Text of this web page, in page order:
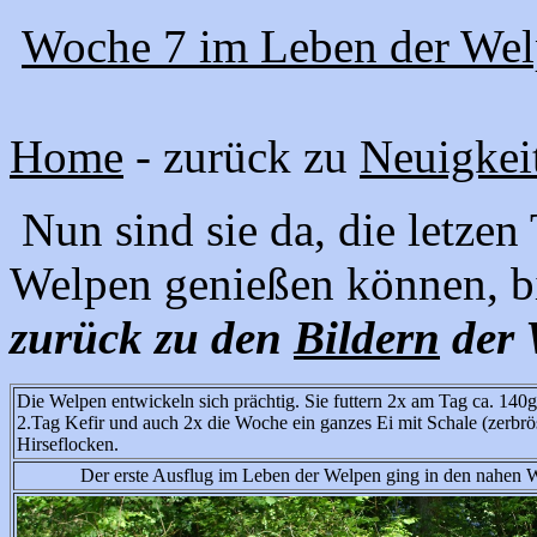
Woche 7 im Leben der
Home - zurück zu
Nun sind sie da, die letzen
Welpen genießen
zurück zu den Bildern der
Die Welpen entwickeln sich prächtig. Sie futtern 2x am Tag ca.
2.Tag Kefir und auch 2x die Woche ein ganzes Ei mit Schale
Hirseflocken.
Der erste Ausflug im Leben der Welpen ging in den nahen